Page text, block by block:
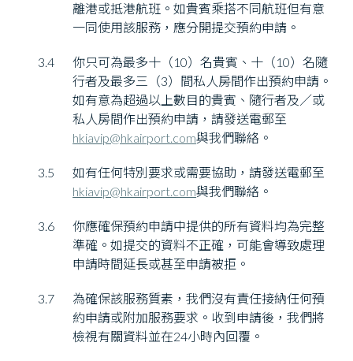
離港或抵港航班。如貴賓乘搭不同航班但有意
一同使用該服務，應分開提交預約申請。
3.4
你只可為最多十（10）名貴賓、十（10）名隨
行者及最多三（3）間私人房間作出預約申請。
如有意為超過以上數目的貴賓、隨行者及／或
私人房間作出預約申請，請發送電郵至
hkiavip@hkairport.com與我們聯絡。
3.5
如有任何特別要求或需要協助，請發送電郵至
hkiavip@hkairport.com與我們聯絡。
3.6
你應確保預約申請中提供的所有資料均為完整
準確。如提交的資料不正確，可能會導致處理
申請時間延長或甚至申請被拒。
3.7
為確保該服務質素，我們沒有責任接納任何預
約申請或附加服務要求。收到申請後，我們將
檢視有關資料並在24小時內回覆。